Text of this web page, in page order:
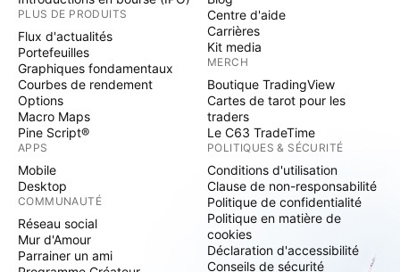
PLUS DE PRODUITS
Flux d'actualités
Portefeuilles
Graphiques fondamentaux
Courbes de rendement
Options
Macro Maps
Pine Script®
APPS
Mobile
Desktop
COMMUNAUTÉ
Réseau social
Mur d'Amour
Parrainer un ami
Centre d'aide
Carrières
Kit media
MERCH
Boutique TradingView
Cartes de tarot pour les
traders
Le C63 TradeTime
POLITIQUES & SÉCURITÉ
Conditions d'utilisation
Clause de non-responsabilité
Politique de confidentialité
Politique en matière de
cookies
Déclaration d'accessibilité
Conseils de sécurité